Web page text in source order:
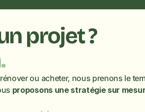
Vous avez un projet ?
ou acheter, nous prenons le
proposons une stratégie sur